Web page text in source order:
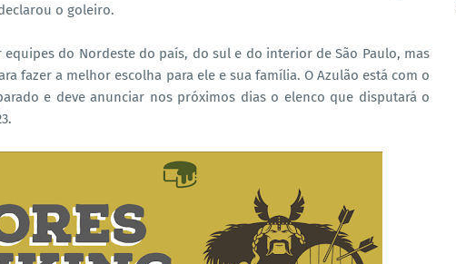
o goleiro.
do Nordeste do país, do sul e do interior de São Paulo, mas
fazer a melhor escolha para ele e sua família. O Azulão está com o
e deve anunciar nos próximos dias o elenco que disputará o